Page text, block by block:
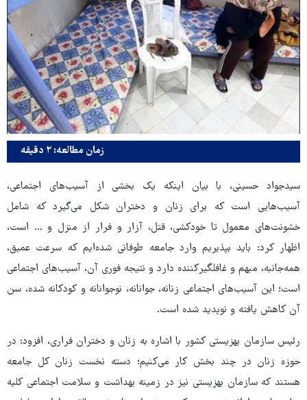
زمان مطالعه: ۲ دقیقه
سیدجواد حسینی، با بیان اینکه یک بخشی از آسیب‌های اجتماعی،
آسیب‌هایی است که برای زنان و دختران شکل می‌گیرد که شامل
خشونت‌های معمول تا خودکشی، قتل،‌ آزار و فرار از منزل و ... است،
اظهار کرد: باید بپذیریم وارد جامعه‌ طوفانی شده‌ایم که سرعت‌ عمیق،
همه‌جانبه، مبهم و غافلگیرکننده دارد و نتیجه فوری آن، آسیب‌های اجتماعی
است؛ این آسیب‌های اجتماعی زنانه، جوانانه، نوجوانانه و کودکانه شده، سن
آن کاهش یافته و نوپدید شده است.
رئیس سازمان بهزیستی کشور با اشاره به زنان و دختران فراری،‌ افزود: در
حوزه زنان در چند بخش کار می‌کنیم؛‌ دسته نخست زنان کل جامعه
هستند که سازمان بهزیستی نیز در زمینه بهداشت و سلامت اجتماعی کلیه